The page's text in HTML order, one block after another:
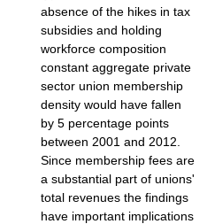
absence of the hikes in tax
subsidies and holding
workforce composition
constant aggregate private
sector union membership
density would have fallen
by 5 percentage points
between 2001 and 2012.
Since membership fees are
a substantial part of unions'
total revenues the findings
have important implications